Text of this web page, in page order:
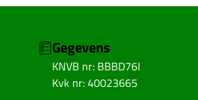
Gegevens
KNVB nr: BBBD76I
Kvk nr: 40023665